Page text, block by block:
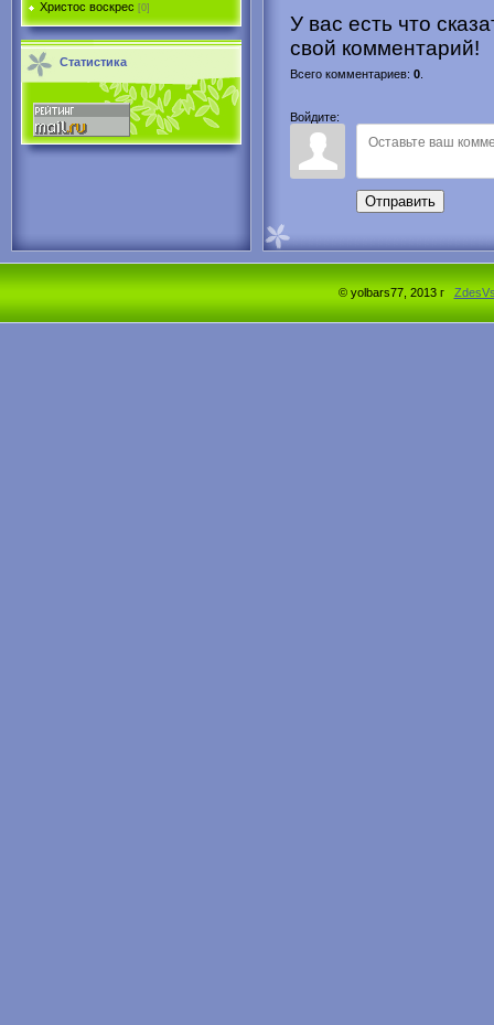
Христоc воскрес [0]
Статистика
У вас есть что
свой комментарий!
Всего комментариев: 0
Войдите:
Отправить
© yolbars77, 2013 г